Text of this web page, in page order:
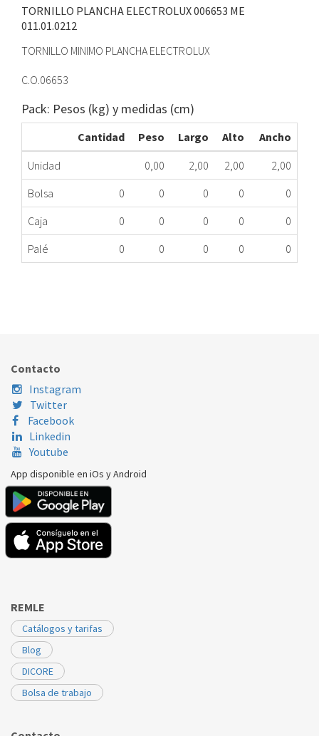
TORNILLO PLANCHA ELECTROLUX 006653 ME
011.01.0212
TORNILLO MINIMO PLANCHA ELECTROLUX
C.O.06653
Pack: Pesos (kg) y medidas (cm)
Cantidad Peso Largo Alto
Ancho
Unidad
0,00 2,00 2,00
2,00
Bolsa
0 0 0 0
0
Caja
0 0 0 0
0
Palé
0 0 0 0 0
Contacto
Instagram
Twitter
Facebook
Linkedin
Youtube
App disponible en iOs y Android
REMLE
Catálogos y tarifas
Blog
DICORE
Bolsa de trabajo